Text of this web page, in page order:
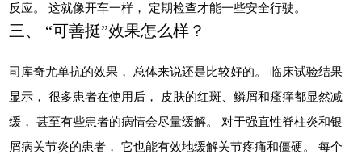
反应。 这就像开车一样， 定期检查才能一些安全行驶。
三、 “可善挺”效果怎么样？
司库奇尤单抗的效果， 总体来说还是比较好的。 临床试验结果
显示， 很多患者在使用后， 皮肤的红斑、鳞屑和瘙痒都显然减
缓， 甚至有些患者的病情会尽量缓解。 对于强直性脊柱炎和银
屑病关节炎的患者， 它也能有效地缓解关节疼痛和僵硬。 每个